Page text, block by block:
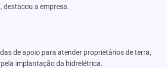
destacou a empresa.
de apoio para atender proprietários de terra,
implantação da hidrelétrica.